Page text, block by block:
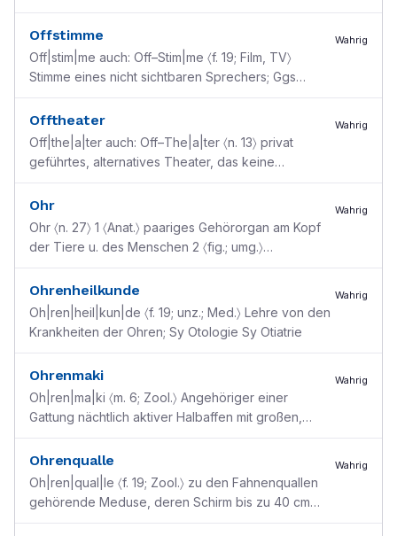
Offstimme
Off|stim|me auch: Off–Stim|me 〈f. 19; Film, TV〉
Stimme eines nicht sichtbaren Sprechers; Ggs
Wahrig
Offtheater
Off|the|a|ter auch: Off–The|a|ter 〈n. 13〉 privat
geführtes, alternatives Theater, das keine
weniger etab
Wahrig
Ohr
Ohr 〈n. 27〉 1 〈Anat.〉 paariges Gehörorgan am Kopf
der Tiere u. des Menschen 2 〈fig.; umg.〉
aufmachen: mach...
Wahrig
Ohrenheilkunde
Oh|ren|heil|kun|de 〈f. 19; unz.; Med.〉 Lehre von den
Krankheiten der Ohren; Sy Otologie Sy Otiatrie
Wahrig
Ohrenmaki
Oh|ren|ma|ki 〈m. 6; Zool.〉 Angehöriger einer
Gattung nächtlich aktiver Halbaffen mit großen,
Galagos
Wahrig
Ohrenqualle
Oh|ren|qual|le 〈f. 19; Zool.〉 zu den Fahnenquallen
gehörende Meduse, deren Schirm bis zu 40 cm
Wahrig